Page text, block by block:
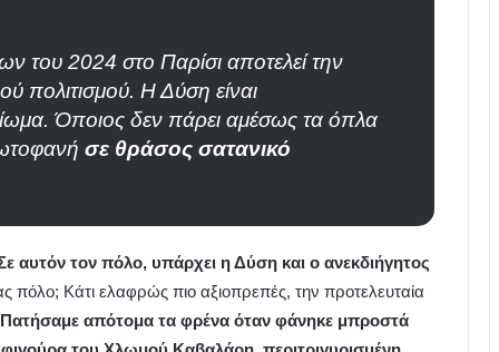
2024 στο Παρίσι αποτελεί την
πολιτισμού. Η Δύση είναι
Όποιος δεν πάρει αμέσως τα όπλα
σε θράσος σατανικό
αυτόν τον πόλο, υπάρχει η Δύση και ο ανεκδιήγητος
πόλο; Κάτι ελαφρώς πιο αξιοπρεπές, την προτελευταία
Πατήσαμε απότομα τα φρένα όταν φάνηκε μπροστά